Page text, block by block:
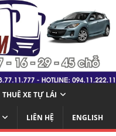
THUÊ XE TỰ LÁI
LIÊN HỆ ENGLISH